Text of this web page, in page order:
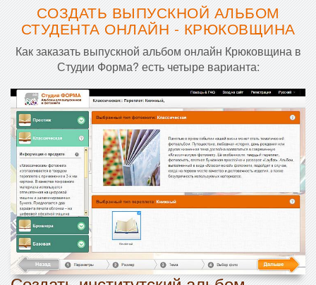
СОЗДАТЬ ВЫПУСКНОЙ АЛЬБОМ
СТУДЕНТА ОНЛАЙН - КРЮКОВЩИНА
Как заказать выпускной альбом онлайн Крюковщина в
Студии Форма? есть четыре варианта: